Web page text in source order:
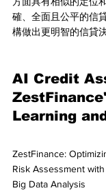
確、全面且公平的信
構做出更明智的信貸決
AI Credit
Learning
ZestFinance:
Risk Assessment
Big Data Analysis